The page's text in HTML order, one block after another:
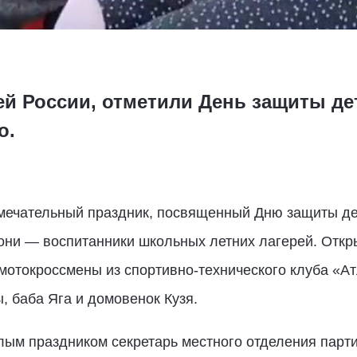
России, отметили День защиты
праздник, посвященный Дню защиты
— воспитанники школьных летних лагерей.
из спортивно-технического клуба
баба Яга и домовенок Кузя.
праздником секретарь местного отделения